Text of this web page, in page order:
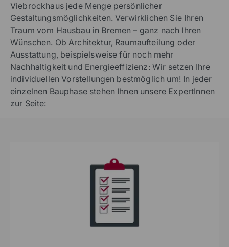
Viebrockhaus jede Menge persönlicher
Gestaltungsmöglichkeiten. Verwirklichen Sie Ihren
Traum vom Hausbau in Bremen – ganz nach Ihren
Wünschen. Ob Architektur, Raumaufteilung oder
Ausstattung, beispielsweise für noch mehr
Nachhaltigkeit und Energieeffizienz: Wir setzen Ihre
individuellen Vorstellungen bestmöglich um! In jeder
einzelnen Bauphase stehen Ihnen unsere ExpertInnen
zur Seite: